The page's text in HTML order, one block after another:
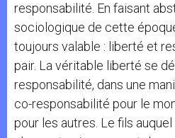
responsabilité. En faisant
sociologique de cette
toujours valable : liberté et
pair. La véritable liberté se
responsabilité, dans une
co-responsabilité pour le
pour les autres. Le fils